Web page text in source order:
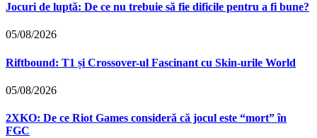
Jocuri de luptă: De ce nu trebuie să fie dificile pentru a fi bune?
05/08/2026
Riftbound: T1 și Crossover-ul Fascinant cu Skin-urile World
05/08/2026
2XKO: De ce Riot Games consideră că jocul este “mort” în
FGC